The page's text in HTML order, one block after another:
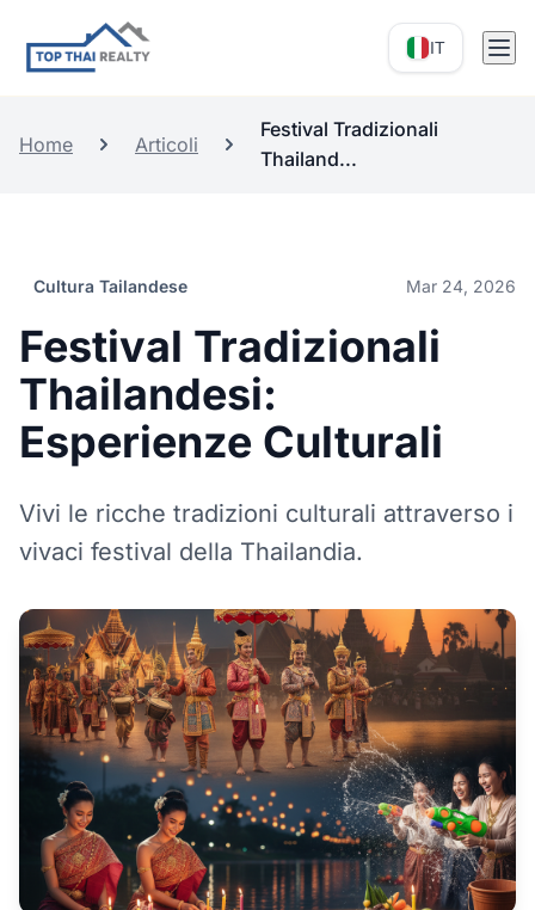
IT
Home Articoli
Festival Tradizionali
Thailand...
Cultura Tailandese Mar 24, 2026
Festival Tradizionali
Thailandesi:
Esperienze Culturali
Vivi le ricche tradizioni culturali attraverso i
vivaci festival della Thailandia.